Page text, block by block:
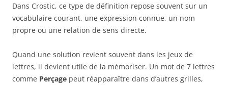
Dans Crostic, ce type de définition repose souvent sur un
vocabulaire courant, une expression connue, un nom
propre ou une relation de sens directe.
Quand une solution revient souvent dans les jeux de
lettres, il devient utile de la mémoriser. Un mot de 7 lettres
comme Perçage peut réapparaître dans d’autres grilles,